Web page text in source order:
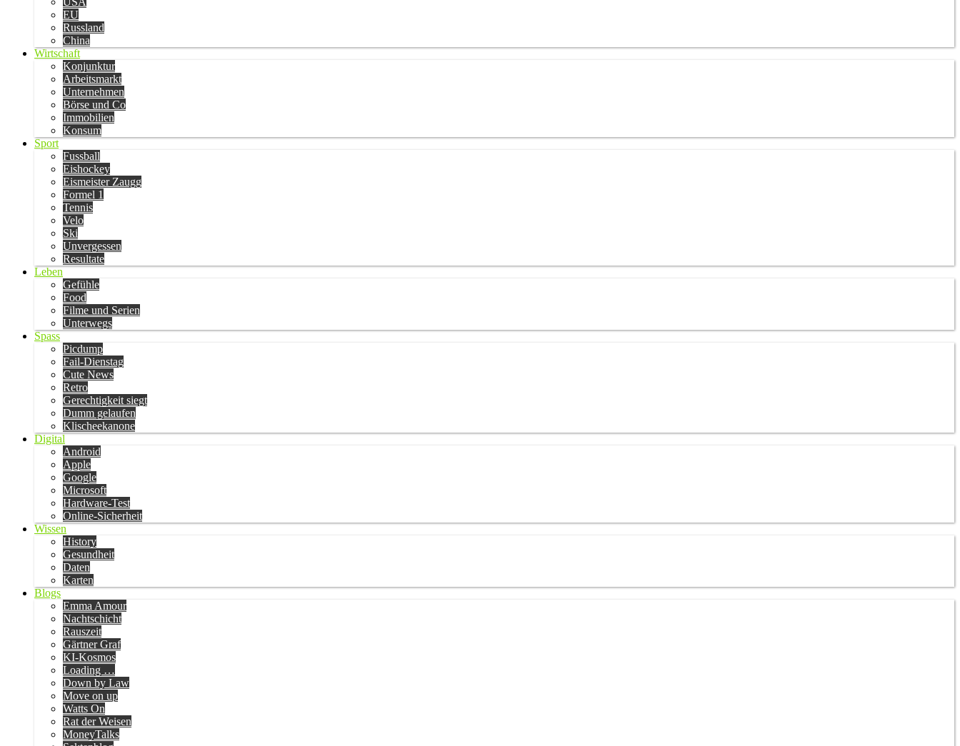
EU
Russland
China
Wirtschaft
Konjunktur
Arbeitsmarkt
Unternehmen
Börse und Co
Immobilien
Konsum
Sport
Fussball
Eishockey
Eismeister Zaugg
Formel 1
Tennis
Velo
Ski
Unvergessen
Resultate
Leben
Gefühle
Food
Filme und Serien
Unterwegs
Spass
Picdump
Fail-Dienstag
Cute News
Retro
Gerechtigkeit siegt
Dumm gelaufen
Klischeekanone
Digital
Android
Apple
Google
Microsoft
Hardware-Test
Online-Sicherheit
Wissen
History
Gesundheit
Daten
Karten
Blogs
Emma Amour
Nachtschicht
Rauszeit
Gärtner Graf
KI-Kosmos
Loading …
Down by Law
Move on up
Watts On
Rat der Weisen
MoneyTalks